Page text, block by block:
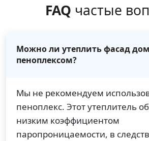
FAQ частые
Можно ли утеплить фасад
пеноплексом?
Мы не рекомендуем
пеноплекс. Этот утеплитель
низким коэффициентом
паропроницаемости, в